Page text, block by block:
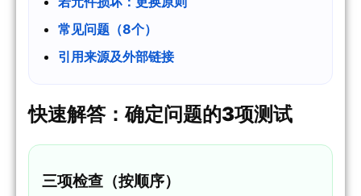
常见问题（8个）
引用来源及外部链接
快速解答：确定问题的3项测试
三项检查（按顺序）